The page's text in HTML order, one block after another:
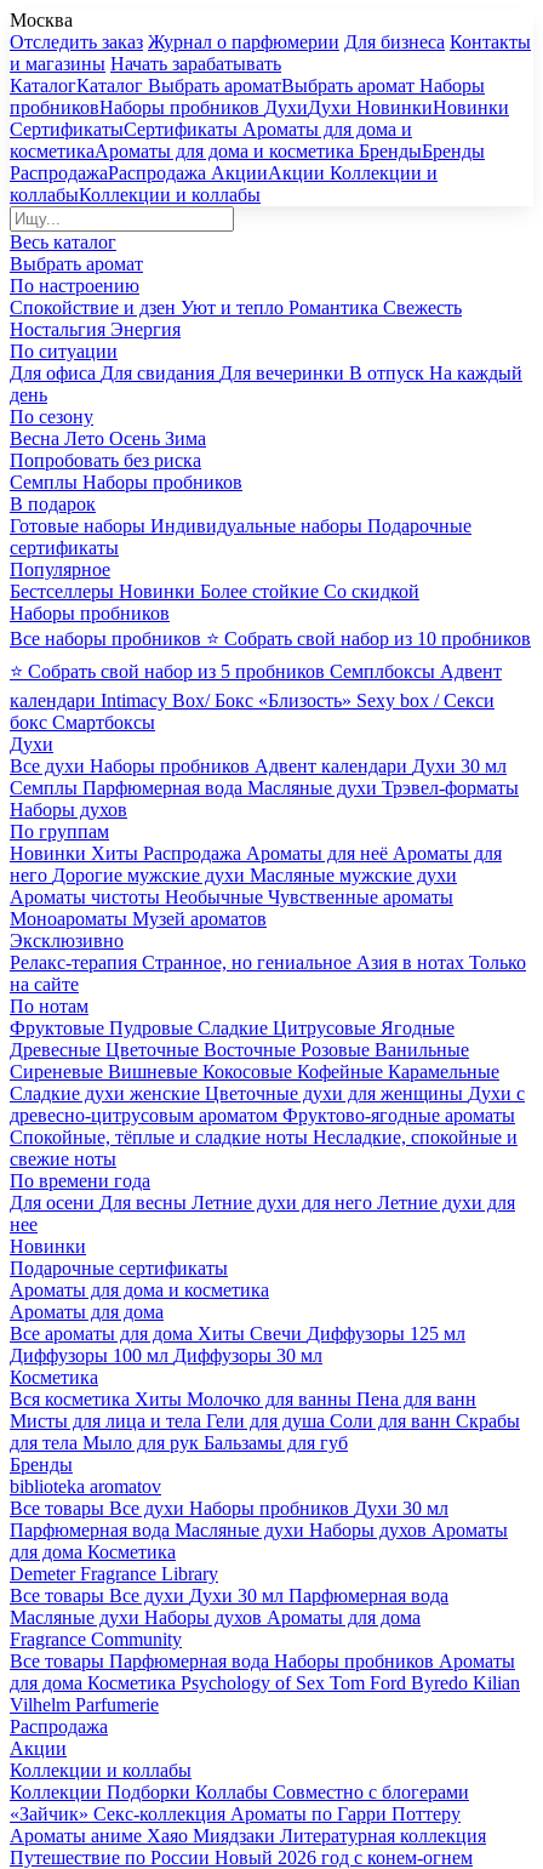
Москва
Отследить заказ Журнал о парфюмерии Для бизнеса Контакты
и магазины Начать зарабатывать
КаталогКаталог Выбрать ароматВыбрать аромат Наборы
пробниковНаборы пробников ДухиДухи НовинкиНовинки
СертификатыСертификаты Ароматы для дома и
косметикаАроматы для дома и косметика БрендыБренды
РаспродажаРаспродажа АкцииАкции Коллекции и
коллабыКоллекции и коллабы
Весь каталог
Выбрать аромат
По настроению
Спокойствие и дзен Уют и тепло Романтика Свежесть
Ностальгия Энергия
По ситуации
Для офиса Для свидания Для вечеринки В отпуск На каждый
день
По сезону
Весна Лето Осень Зима
Попробовать без риска
Семплы Наборы пробников
В подарок
Готовые наборы Индивидуальные наборы Подарочные
сертификаты
Популярное
Бестселлеры Новинки Более стойкие Со скидкой
Наборы пробников
Все наборы пробников ⭐ Собрать свой набор из 10 пробников
⭐ Собрать свой набор из 5 пробников Семплбоксы Адвент
календари Intimacy Box/ Бокс «Близость» Sexy box / Секси
бокс Смартбоксы
Духи
Все духи Наборы пробников Адвент календари Духи 30 мл
Семплы Парфюмерная вода Масляные духи Трэвел-форматы
Наборы духов
По группам
Новинки Хиты Распродажа Ароматы для неё Ароматы для
него Дорогие мужские духи Масляные мужские духи
Ароматы чистоты Необычные Чувственные ароматы
Моноароматы Музей ароматов
Эксклюзивно
Релакс-терапия Странное, но гениальное Азия в нотах Только
на сайте
По нотам
Фруктовые Пудровые Сладкие Цитрусовые Ягодные
Древесные Цветочные Восточные Розовые Ванильные
Сиреневые Вишневые Кокосовые Кофейные Карамельные
Сладкие духи женские Цветочные духи для женщины Духи с
древесно-цитрусовым ароматом Фруктово-ягодные ароматы
Спокойные, тёплые и сладкие ноты Несладкие, спокойные и
свежие ноты
По времени года
Для осени Для весны Летние духи для него Летние духи для
нее
Новинки
Подарочные сертификаты
Ароматы для дома и косметика
Ароматы для дома
Все ароматы для дома Хиты Свечи Диффузоры 125 мл
Диффузоры 100 мл Диффузоры 30 мл
Косметика
Вся косметика Хиты Молочко для ванны Пена для ванн
Мисты для лица и тела Гели для душа Соли для ванн Скрабы
для тела Мыло для рук Бальзамы для губ
Бренды
biblioteka aromatov
Все товары Все духи Наборы пробников Духи 30 мл
Парфюмерная вода Масляные духи Наборы духов Ароматы
для дома Косметика
Demeter Fragrance Library
Все товары Все духи Духи 30 мл Парфюмерная вода
Масляные духи Наборы духов Ароматы для дома
Fragrance Community
Все товары Парфюмерная вода Наборы пробников Ароматы
для дома Косметика Psychology of Sex Tom Ford Byredo Kilian
Vilhelm Parfumerie
Распродажа
Акции
Коллекции и коллабы
Коллекции Подборки Коллабы Совместно с блогерами
«Зайчик» Секс-коллекция Ароматы по Гарри Поттеру
Ароматы аниме Хаяо Миядзаки Литературная коллекция
Путешествие по России Новый 2026 год с конем-огнем